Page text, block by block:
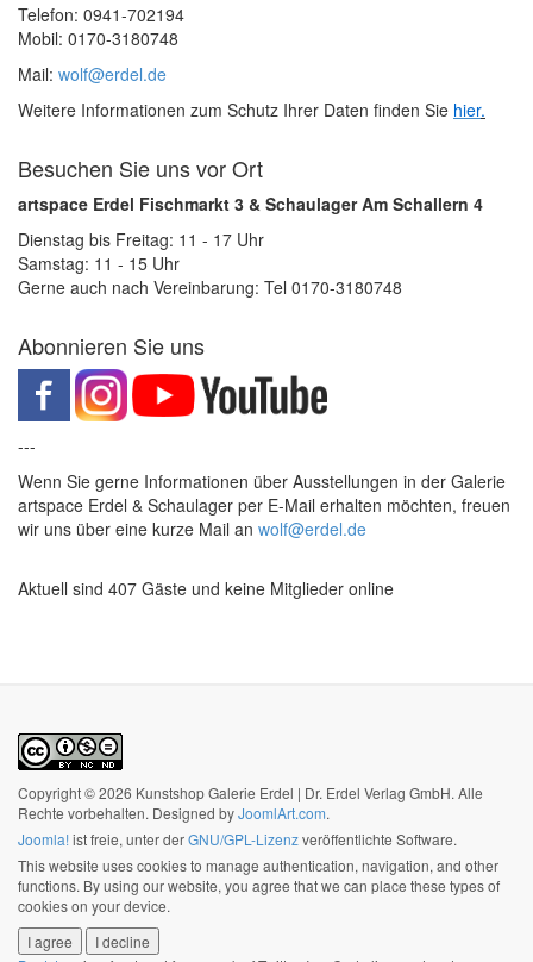
Telefon: 0941-702194
Mobil: 0170-3180748
Mail: wolf@erdel.de
Weitere Informationen zum Schutz Ihrer Daten finden Sie hier.
Besuchen Sie uns vor Ort
artspace Erdel Fischmarkt 3 & Schaulager Am Schallern 4
Dienstag bis Freitag: 11 - 17 Uhr
Samstag: 11 - 15 Uhr
Gerne auch nach Vereinbarung: Tel 0170-3180748
Abonnieren Sie uns
---
Wenn Sie gerne Informationen über Ausstellungen in der Galerie
artspace Erdel & Schaulager per E-Mail erhalten möchten, freuen
wir uns über eine kurze Mail an wolf@erdel.de
Aktuell sind 407 Gäste und keine Mitglieder online
Copyright © 2026 Kunstshop Galerie Erdel | Dr. Erdel Verlag GmbH. Alle
Rechte vorbehalten. Designed byJoomlArt.com.
Joomla!ist freie, unter derGNU/GPL-Lizenzveröffentlichte Software.
This website uses cookies to manage authentication, navigation, and other
functions. By using our website, you agree that we can place these types of
cookies on your device.
I agree
I decline